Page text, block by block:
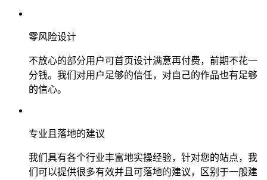
零风险设计
不放心的部分用户可首页设计满意再付费，前期不花一
分钱。我们对用户足够的信任，对自己的作品也有足够
的信心。
专业且落地的建议
我们具有各个行业丰富地实操经验，针对您的站点，我
们可以提供很多有效并且可落地的建议，区别于一般建